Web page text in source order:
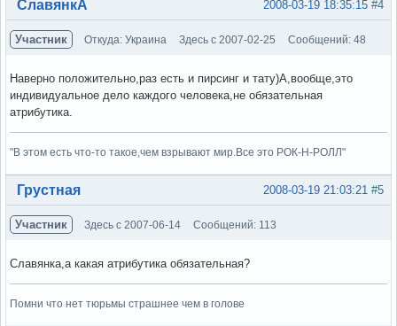
Вне форума #4
2008-03-19 18:35:15
СлавянкА
Участник Откуда: Украина Здесь с 2007-02-25 Сообщений: 48
Наверно положительно,раз есть и пирсинг и тату)А,вообще,это
индивидуальное дело каждого человека,не обязательная
атрибутика.
"В этом есть что-то такое,чем взрывают мир.Все это РОК-Н-РОЛЛ"
Вне форума #5
2008-03-19 21:03:21
Грустная
Участник Здесь с 2007-06-14 Сообщений: 113
Славянка,а какая атрибутика обязательная?
Помни что нет тюрьмы страшнее чем в голове